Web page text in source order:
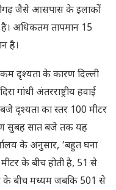
जैसे आसपास के इलाकों
है। अधिकतम तापमान 15
है।
दृश्यता के कारण दिल्ली
गांधी अंतरराष्ट्रीय हवाई
दृश्यता का स्तर 100 मीटर
सुबह सात बजे तक यह
के अनुसार, ‘बहुत घना
के बीच होती है, 51 से
के बीच मध्यम जबकि 501 से